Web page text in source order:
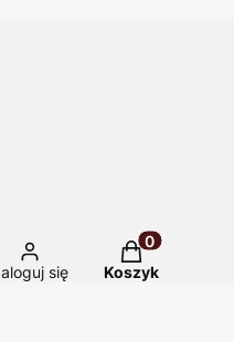
się
Produkty w
Koszyk